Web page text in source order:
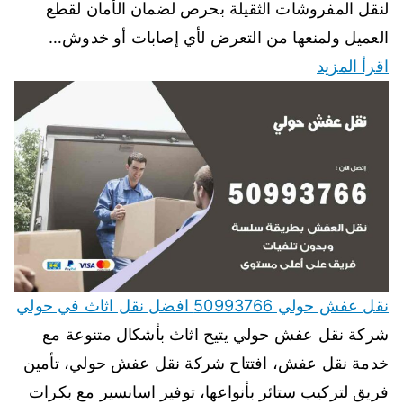
لنقل المفروشات الثقيلة بحرص لضمان الأمان لقطع
العميل ولمنعها من التعرض لأي إصابات أو خدوش…
اقرأ المزيد
نقل عفش حولي 50993766 افضل نقل اثاث في حولي
شركة نقل عفش حولي يتيح اثاث بأشكال متنوعة مع
خدمة نقل عفش، افتتاح شركة نقل عفش حولي، تأمين
فريق لتركيب ستائر بأنواعها، توفير اسانسير مع بكرات